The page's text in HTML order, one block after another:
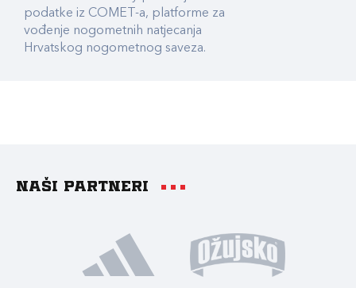
podatke iz COMET-a, platforme za
vođenje nogometnih natjecanja
Hrvatskog nogometnog saveza.
Naši partneri